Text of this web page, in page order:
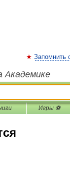
Запомнить
Академике
Игры ⚽